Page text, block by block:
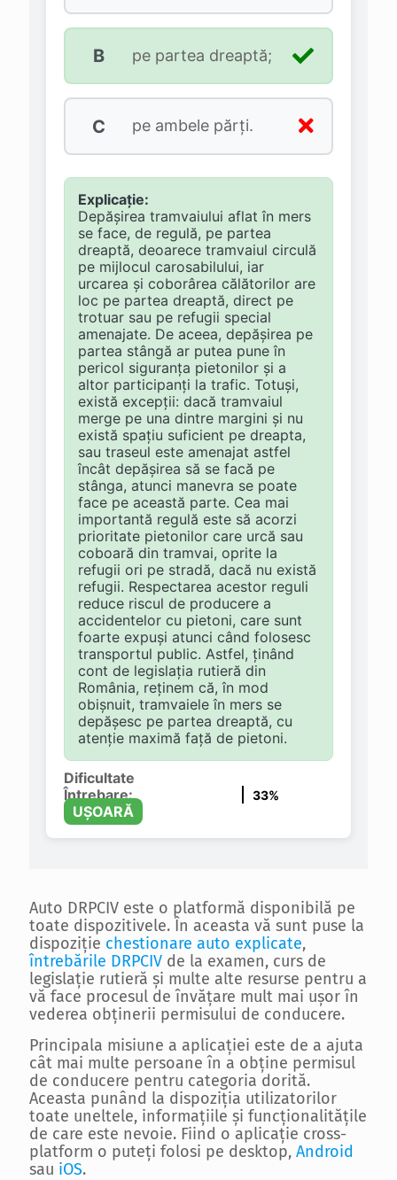
B pe partea dreaptă;
C pe ambele părţi.
Explicație:
Depășirea tramvaiului aflat în mers
se face, de regulă, pe partea
dreaptă, deoarece tramvaiul circulă
pe mijlocul carosabilului, iar
urcarea și coborârea călătorilor are
loc pe partea dreaptă, direct pe
trotuar sau pe refugii special
amenajate. De aceea, depășirea pe
partea stângă ar putea pune în
pericol siguranța pietonilor și a
altor participanți la trafic. Totuși,
există excepții: dacă tramvaiul
merge pe una dintre margini și nu
există spațiu suficient pe dreapta,
sau traseul este amenajat astfel
încât depășirea să se facă pe
stânga, atunci manevra se poate
face pe această parte. Cea mai
importantă regulă este să acorzi
prioritate pietonilor care urcă sau
coboară din tramvai, oprite la
refugii ori pe stradă, dacă nu există
refugii. Respectarea acestor reguli
reduce riscul de producere a
accidentelor cu pietoni, care sunt
foarte expuși atunci când folosesc
transportul public. Astfel, ținând
cont de legislația rutieră din
România, reținem că, în mod
obișnuit, tramvaiele în mers se
depășesc pe partea dreaptă, cu
atenție maximă față de pietoni.
Dificultate
Întrebare:
UȘOARĂ
33%
Auto DRPCIV este o platformă disponibilă pe
toate dispozitivele. În aceasta vă sunt puse la
dispoziţie chestionare auto explicate,
întrebările DRPCIV de la examen, curs de
legislaţie rutieră şi multe alte resurse pentru a
vă face procesul de învăţare mult mai uşor în
vederea obţinerii permisului de conducere.
Principala misiune a aplicaţiei este de a ajuta
cât mai multe persoane în a obţine permisul
de conducere pentru categoria dorită.
Aceasta punând la dispoziţia utilizatorilor
toate uneltele, informaţiile şi funcţionalităţile
de care este nevoie. Fiind o aplicaţie cross-
platform o puteţi folosi pe desktop, Android
sau iOS.